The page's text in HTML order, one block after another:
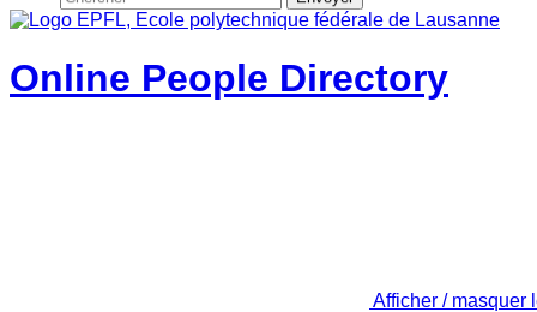
Online People Directory
Afficher / masquer